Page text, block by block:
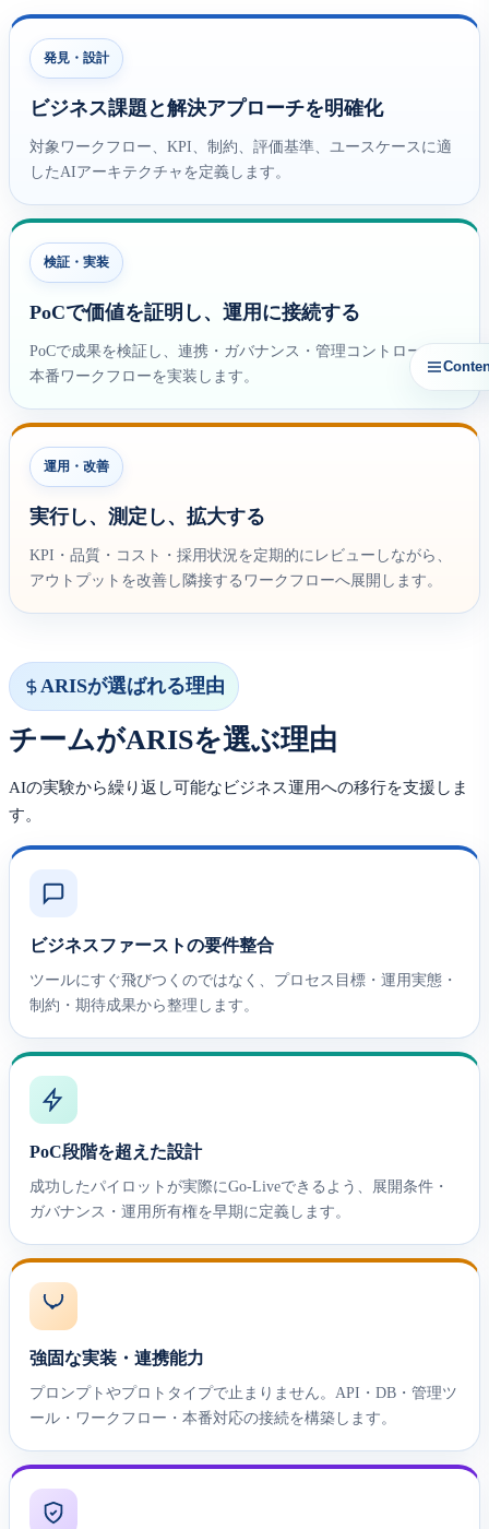
発見・設計
ビジネス課題と解決アプローチを明確化
対象ワークフロー、KPI、制約、評価基準、ユースケースに適
したAIアーキテクチャを定義します。
検証・実装
PoCで価値を証明し、運用に接続する
PoCで成果を検証し、連携・ガバナンス・管理コントロール・
本番ワークフローを実装します。
運用・改善
実行し、測定し、拡大する
KPI・品質・コスト・採用状況を定期的にレビューしながら、
アウトプットを改善し隣接するワークフローへ展開します。
ARISが選ばれる理由
チームがARISを選ぶ理由
AIの実験から繰り返し可能なビジネス運用への移行を支援しま
す。
ビジネスファーストの要件整合
ツールにすぐ飛びつくのではなく、プロセス目標・運用実態・
制約・期待成果から整理します。
PoC段階を超えた設計
成功したパイロットが実際にGo-Liveできるよう、展開条件・
ガバナンス・運用所有権を早期に定義します。
強固な実装・連携能力
プロンプトやプロトタイプで止まりません。API・DB・管理ツ
ール・ワークフロー・本番対応の接続を構築します。